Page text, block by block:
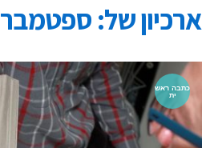
ארכיון של:ספטמבר 2017
כתבה ראש
ית